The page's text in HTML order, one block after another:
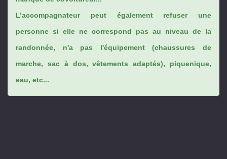
L’accompagnateur peut également refuser une
personne si elle ne correspond pas au niveau de la
randonnée, n'a pas l'équipement (chaussures de
marche, sac à dos, vêtements adaptés), piquenique,
eau, etc...